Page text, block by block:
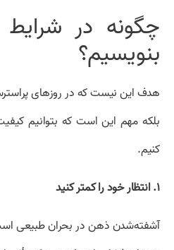
چگونه در شرایط
بنویسیم؟
هدف این نیست که در روزهای
بلکه مهم این است که بتوانیم
کنیم.
۱. انتظار خود را کمتر کنید
آشفته‌شدن ذهن در بحران طبیعی است.